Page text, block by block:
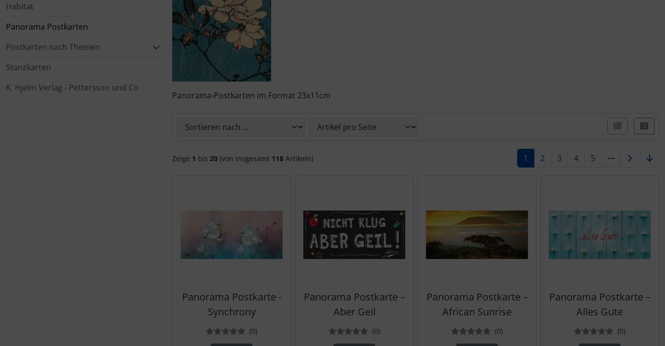
Habitat
Panorama Postkarten
Postkarten nach Themen
Stanzkarten
K. Hjelm Verlag - Pettersson und Co
Panorama-Postkarten im Format 23x11cm
Zeige 1 bis 20 (von insgesamt 118 Artikeln) 1 2 3 4 5
Panorama Postkarte -
Synchrony
(0Bewertungen
)
Panorama Postkarte –
Aber Geil
(0Bewertungen
)
Panorama Postkarte –
African Sunrise
(0Bewertungen
)
Panorama Postkarte –
Alles Gute
(0)
Kalender 2027 - Organizer / Planer
Postkarten - Tiere, Natur, Landschaften
Postkarten - Retro / Vintage
Postkarten - Hochzeit / Geburt / Genesung
Klappkarten - Retro / Vintage
Klappkarten - Hochzeit / Geburt / Genesung / Trauer
Klappkarten - Weihnachten